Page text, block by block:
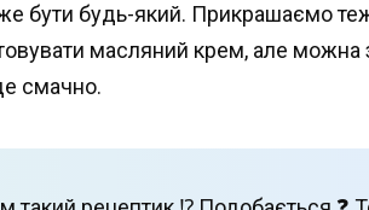
бути будь-який. Прикрашаємо
масляний крем, але
смачно.